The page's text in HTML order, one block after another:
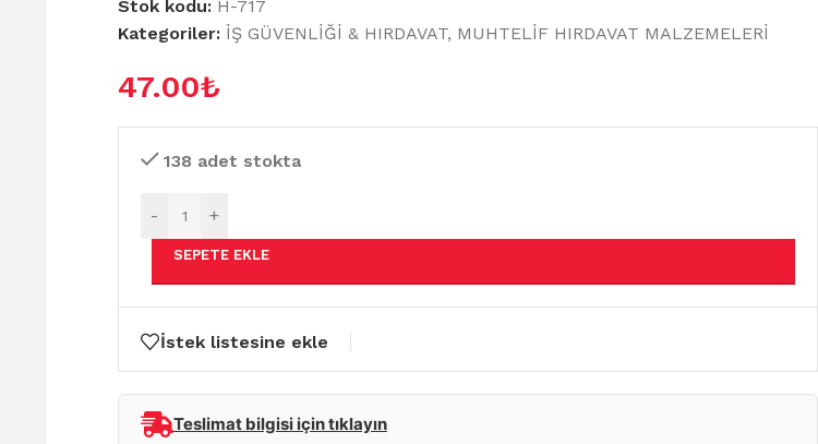
Stok kodu: H-717
Kategoriler: İŞ GÜVENLİĞİ & HIRDAVAT, MUHTELİF HIRDAVAT MALZEMELERİ
47.00₺
138 adet stokta
- +
SEPETE EKLE
İstek listesine ekle
Teslimat bilgisi için tıklayın